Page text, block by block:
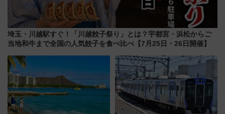
埼玉・川越駅すぐ！「川越餃子祭り」とは？宇都宮・浜松からご
当地和牛まで全国の人気餃子を食べ比べ【7月25日・26日開催】